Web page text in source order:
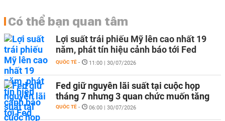
Có thể bạn quan tâm
Lợi suất trái phiếu Mỹ lên cao nhất 19
năm, phát tín hiệu cảnh báo tới Fed
QUỐC TẾ - 11:00 | 30/07/2026
Fed giữ nguyên lãi suất tại cuộc họp
tháng 7 nhưng 3 quan chức muốn tăng
QUỐC TẾ - 06:00 | 30/07/2026